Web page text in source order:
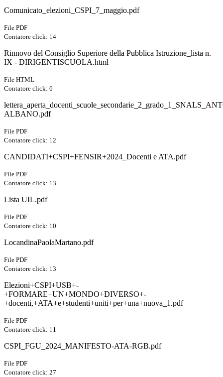
Comunicato_elezioni_CSPI_7_maggio.pdf
File PDF
Contatore click: 14
Rinnovo del Consiglio Superiore della Pubblica Istruzione_lista n.
IX - DIRIGENTISCUOLA.html
File HTML
Contatore click: 6
ALBANO.pdf
File PDF
Contatore click: 12
CANDIDATI+CSPI+FENSIR+2024_Docenti e ATA.pdf
File PDF
Contatore click: 13
Lista UIL.pdf
File PDF
Contatore click: 10
LocandinaPaolaMartano.pdf
File PDF
Contatore click: 13
Elezioni+CSPI+USB+-
+FORMARE+UN+MONDO+DIVERSO+-
+docenti,+ATA+e+studenti+uniti+per+una+nuova_1.pdf
File PDF
Contatore click: 11
CSPI_FGU_2024_MANIFESTO-ATA-RGB.pdf
File PDF
Contatore click: 27